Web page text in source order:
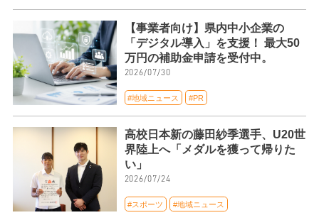
【事業者向け】県内中小企業の
「デジタル導入」を支援！ 最大50
万円の補助金申請を受付中。
2026/07/30
#地域ニュース #PR
高校日本新の藤田紗季選手、U20世
界陸上へ「メダルを獲って帰りた
い」
2026/07/24
#スポーツ #地域ニュース